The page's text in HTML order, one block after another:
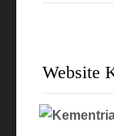
Website